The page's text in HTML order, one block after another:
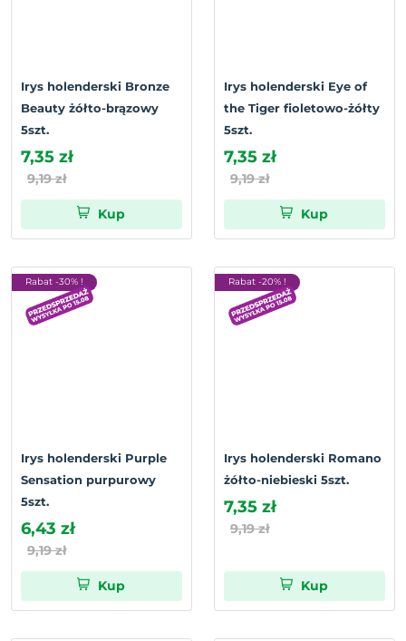
Irys holenderski Bronze
Beauty żółto-brązowy
5szt.
7,35 zł
9,19 zł
Kup
Irys holenderski Eye of
the Tiger fioletowo-żółty
5szt.
7,35 zł
9,19 zł
Kup
Rabat -30% !
Irys holenderski Purple
Sensation purpurowy
5szt.
6,43 zł
9,19 zł
Kup
Rabat -20% !
Irys holenderski Romano
żółto-niebieski 5szt.
7,35 zł
9,19 zł
Kup